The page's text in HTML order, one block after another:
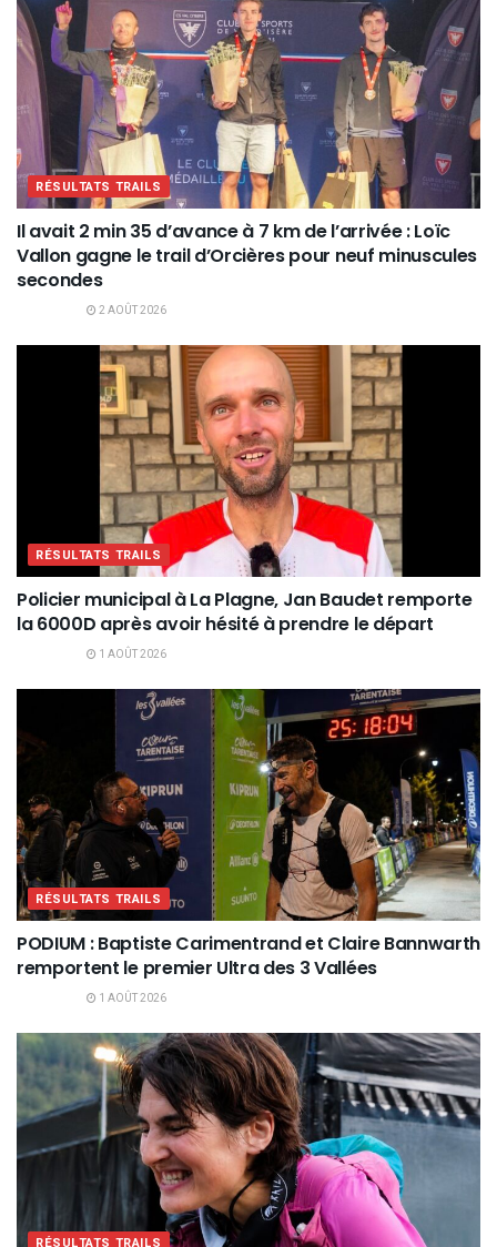
RÉSULTATS TRAILS
Il avait 2 min 35 d’avance à 7 km de l’arrivée : Loïc
Vallon gagne le trail d’Orcières pour neuf minuscules
secondes
2 AOÛT 2026
RÉSULTATS TRAILS
Policier municipal à La Plagne, Jan Baudet remporte
la 6000D après avoir hésité à prendre le départ
1 AOÛT 2026
RÉSULTATS TRAILS
PODIUM : Baptiste Carimentrand et Claire Bannwarth
remportent le premier Ultra des 3 Vallées
1 AOÛT 2026